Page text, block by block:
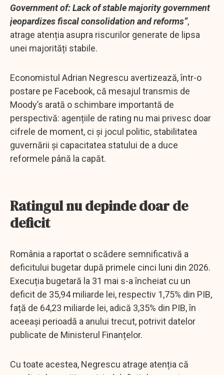
Government of: Lack of stable majority government
jeopardizes fiscal consolidation and reforms”,
atrage atenția asupra riscurilor generate de lipsa
unei majorități stabile.
Economistul Adrian Negrescu avertizează, într-o
postare pe Facebook, că mesajul transmis de
Moody’s arată o schimbare importantă de
perspectivă: agențiile de rating nu mai privesc doar
cifrele de moment, ci și jocul politic, stabilitatea
guvernării și capacitatea statului de a duce
reformele până la capăt.
Ratingul nu depinde doar de
deficit
România a raportat o scădere semnificativă a
deficitului bugetar după primele cinci luni din 2026.
Execuția bugetară la 31 mai s-a încheiat cu un
deficit de 35,94 miliarde lei, respectiv 1,75% din PIB,
față de 64,23 miliarde lei, adică 3,35% din PIB, în
aceeași perioadă a anului trecut, potrivit datelor
publicate de Ministerul Finanțelor.
Cu toate acestea, Negrescu atrage atenția că